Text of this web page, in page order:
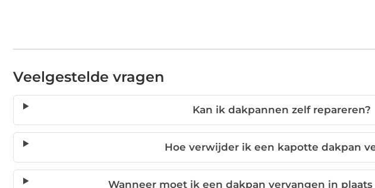
Veelgestelde vragen
Kan ik dakpannen zelf repareren?
Hoe verwijder ik een kapotte dakpan
Wanneer moet ik een dakpan vervangen in plaats